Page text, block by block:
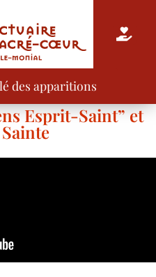
des apparitions
Esprit-Saint” et